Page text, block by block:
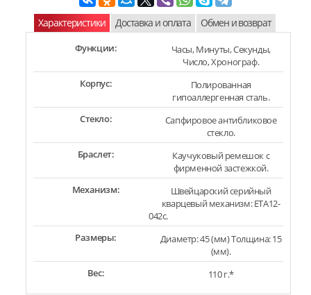
Характеристики Доставка и оплата Обмен и возврат
Функции:
Часы, Минуты, Секунды,
Число, Хронограф.
Корпус:
Полированная
гипоаллергенная сталь.
Стекло:
Сапфировое антибликовое
стекло.
Браслет:
Каучуковый ремешок с
фирменной застежкой.
Механизм:
Швейцарский серийный
кварцевый механизм: ETA12-
042c.
Размеры:
Диаметр: 45 (мм) Толщина: 15
(мм).
Вес:
110 г.*